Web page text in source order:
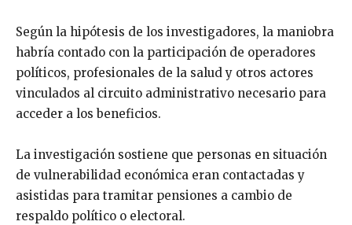
Según la hipótesis de los investigadores, la maniobra
habría contado con la participación de operadores
políticos, profesionales de la salud y otros actores
vinculados al circuito administrativo necesario para
acceder a los beneficios.
La investigación sostiene que personas en situación
de vulnerabilidad económica eran contactadas y
asistidas para tramitar pensiones a cambio de
respaldo político o electoral.